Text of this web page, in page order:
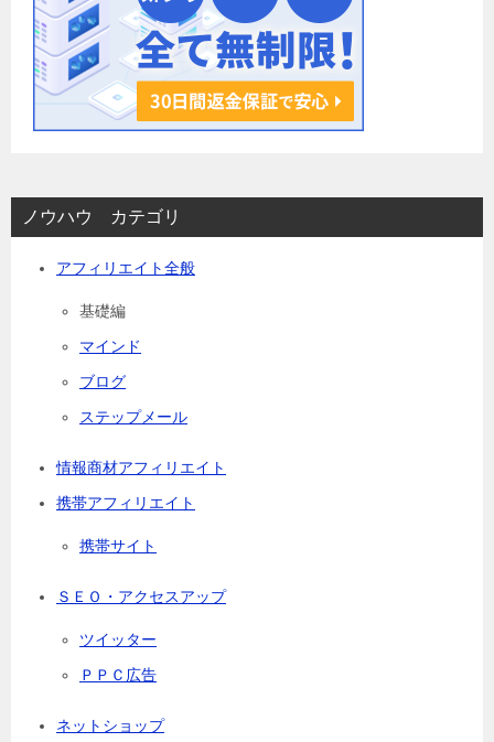
ノウハウ カテゴリ
アフィリエイト全般
基礎編
マインド
ブログ
ステップメール
情報商材アフィリエイト
携帯アフィリエイト
携帯サイト
ＳＥＯ・アクセスアップ
ツイッター
ＰＰＣ広告
ネットショップ